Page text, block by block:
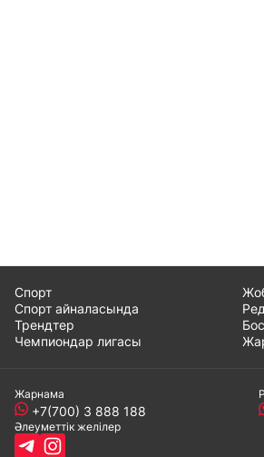
Спорт
Спорт айналасында
Трендтер
Чемпиондар лигасы
Жарнама
+7(700) 3 888 188
Әлеуметтік желілер